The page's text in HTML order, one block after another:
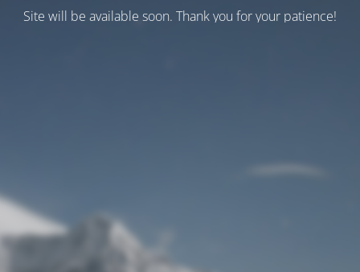
Site will be available soon. Thank you for your patience!